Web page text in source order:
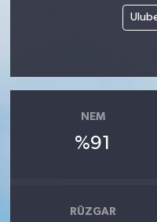
NEM
%91
RÜZGAR